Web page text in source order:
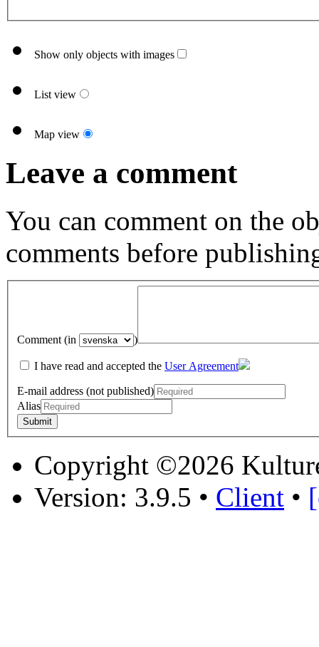
Show only objects with images
List view
Map view
Leave a comment
You can comment on the
comments before
Comment (in )
I have read and accepted the User Agreement
E-mail address (not published)
Alias
Copyright ©2026
Version: 3.9.5 • Client •